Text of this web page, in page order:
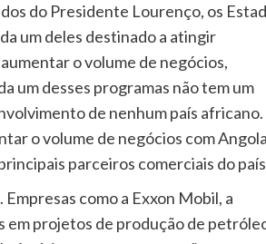
do Presidente Lourenço, os
um deles destinado a atingir
o volume de negócios,
um desses programas não tem um
de nenhum país africano.
o volume de negócios com
parceiros comerciais do
como a Exxon Mobil, a
em projetos de produção de